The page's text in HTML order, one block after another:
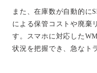
また、在庫数が自動的に
による保管コストや廃棄
す。スマホに対応した
状況を把握でき、急なト